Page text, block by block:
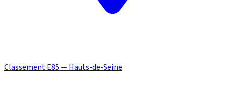
Classement E85 — Hauts-de-Seine